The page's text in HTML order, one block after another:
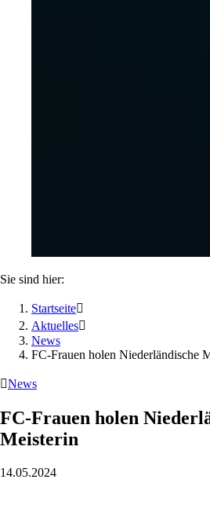
Sie sind hier:
Startseite
Aktuelles
News
FC-Frauen holen Niederländische
News
FC-Frauen holen
Meisterin
14.05.2024